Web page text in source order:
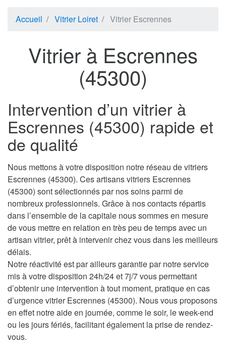
Accueil Vitrier Loiret Vitrier Escrennes
Vitrier à Escrennes
(45300)
Intervention d’un vitrier à
Escrennes (45300) rapide et
de qualité
Nous mettons à votre disposition notre réseau de vitriers
Escrennes (45300). Ces artisans vitriers Escrennes
(45300) sont sélectionnés par nos soins parmi de
nombreux professionnels. Grâce à nos contacts répartis
dans l’ensemble de la capitale nous sommes en mesure
de vous mettre en relation en très peu de temps avec un
artisan vitrier, prêt à intervenir chez vous dans les meilleurs
délais.
Notre réactivité est par ailleurs garantie par notre service
mis à votre disposition 24h/24 et 7j/7 vous permettant
d’obtenir une intervention à tout moment, pratique en cas
d’urgence vitrier Escrennes (45300). Nous vous proposons
en effet notre aide en journée, comme le soir, le week-end
ou les jours fériés, facilitant également la prise de rendez-
vous.